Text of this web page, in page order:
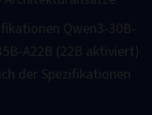
Qwen3-30B-
A22B (22B aktiviert)
der Spezifikationen